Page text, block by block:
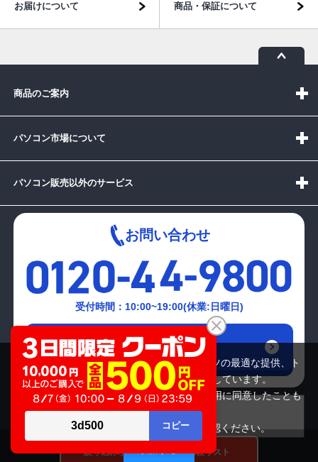
絞り込み項目 比較リスト
お届けについて 商品・保証について
商品のご案内
パソコン市場について
パソコン販売以外のサービス
お問い合わせ
受付時間：10:00~19:00(休業:日曜日)
メールでの
お問い合わせはこちら
Copyright(c)2024 mediator Co., Ltd. ALL Rights Reserved
当サイトでは利用体験の向上およびコンテンツの最適な提供、ト
ラフィックの分析を目的としてCookieを使用しています。
サイトの閲覧を継続された場合、Cookieの利用に同意したことも
のといたします。
詳細についてはプライバシーポリシーをご確認ください。